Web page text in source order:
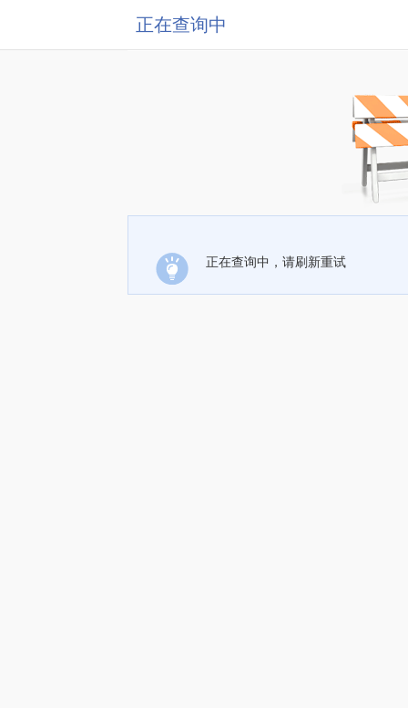
正在查询中
正在查询中，请刷新重试